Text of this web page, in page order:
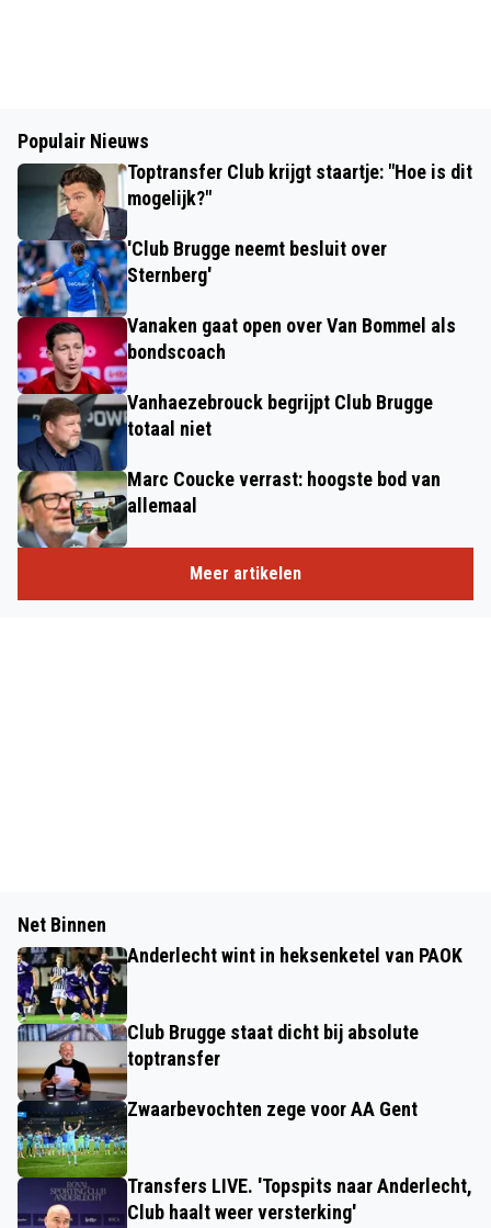
Populair Nieuws
Toptransfer Club krijgt staartje: "Hoe is dit
mogelijk?"
'Club Brugge neemt besluit over
Sternberg'
Vanaken gaat open over Van Bommel als
bondscoach
Vanhaezebrouck begrijpt Club Brugge
totaal niet
Marc Coucke verrast: hoogste bod van
allemaal
Meer artikelen
Net Binnen
Anderlecht wint in heksenketel van PAOK
Club Brugge staat dicht bij absolute
toptransfer
Zwaarbevochten zege voor AA Gent
Transfers LIVE. 'Topspits naar Anderlecht,
Club haalt weer versterking'